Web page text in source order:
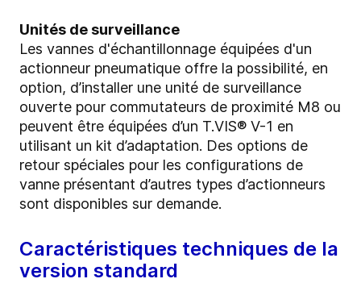
Unités de surveillance
Les vannes d'échantillonnage équipées d'un
actionneur pneumatique offre la possibilité, en
option, d’installer une unité de surveillance
ouverte pour commutateurs de proximité M8 ou
peuvent être équipées d’un T.VIS® V-1 en
utilisant un kit d’adaptation. Des options de
retour spéciales pour les configurations de
vanne présentant d’autres types d’actionneurs
sont disponibles sur demande.
Caractéristiques techniques de la
version standard